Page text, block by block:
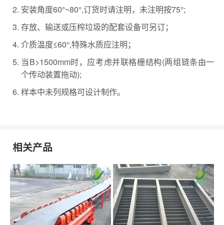
安装角度60°~80°,订货时请注明，未注明按75°;
存放、输送或压榨垃圾的配套设备可另订；
介质温度≤60°,特殊水质应注明；
当B>1500mm时，应考虑并联格栅结构(两组链条由一
个传动装置拖动);
样本中未列规格可设计制作。
相关产品